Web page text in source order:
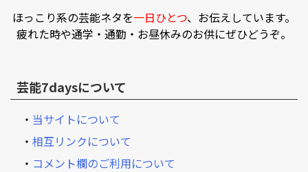
ほっこり系の芸能ネタを一日ひとつ、お伝えしています。
疲れた時や通学・通勤・お昼休みのお供にぜひどうぞ。
芸能7daysについて
・ 当サイトについて
・ 相互リンクについて
・ コメント欄のご利用について